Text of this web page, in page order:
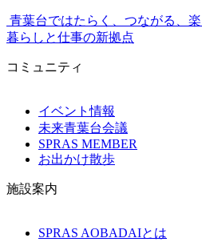
青葉台ではたらく、つながる、
暮らしと仕事の新拠点
コミュニティ
イベント情報
未来青葉台会議
SPRAS MEMBER
お出かけ散歩
施設案内
SPRAS AOBADAIとは